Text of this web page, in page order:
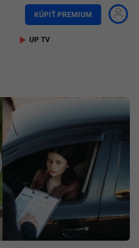
KÚPIŤ PREMIUM
UP TV